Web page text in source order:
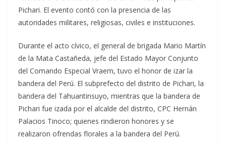
Pichari. El evento contó con la presencia de las
autoridades militares, religiosas, civiles e instituciones.
Durante el acto cívico, el general de brigada Mario Martín
de la Mata Castañeda, jefe del Estado Mayor Conjunto
del Comando Especial Vraem, tuvo el honor de izar la
bandera del Perú. El subprefecto del distrito de Pichari, la
bandera del Tahuantinsuyo, mientras que la bandera de
Pichari fue izada por el alcalde del distrito, CPC Hernán
Palacios Tinoco; quienes rindieron honores y se
realizaron ofrendas florales a la bandera del Perú.